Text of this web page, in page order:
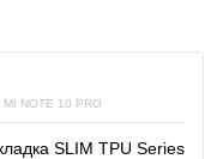
NOTE 10 PRO
SLIM TPU Series